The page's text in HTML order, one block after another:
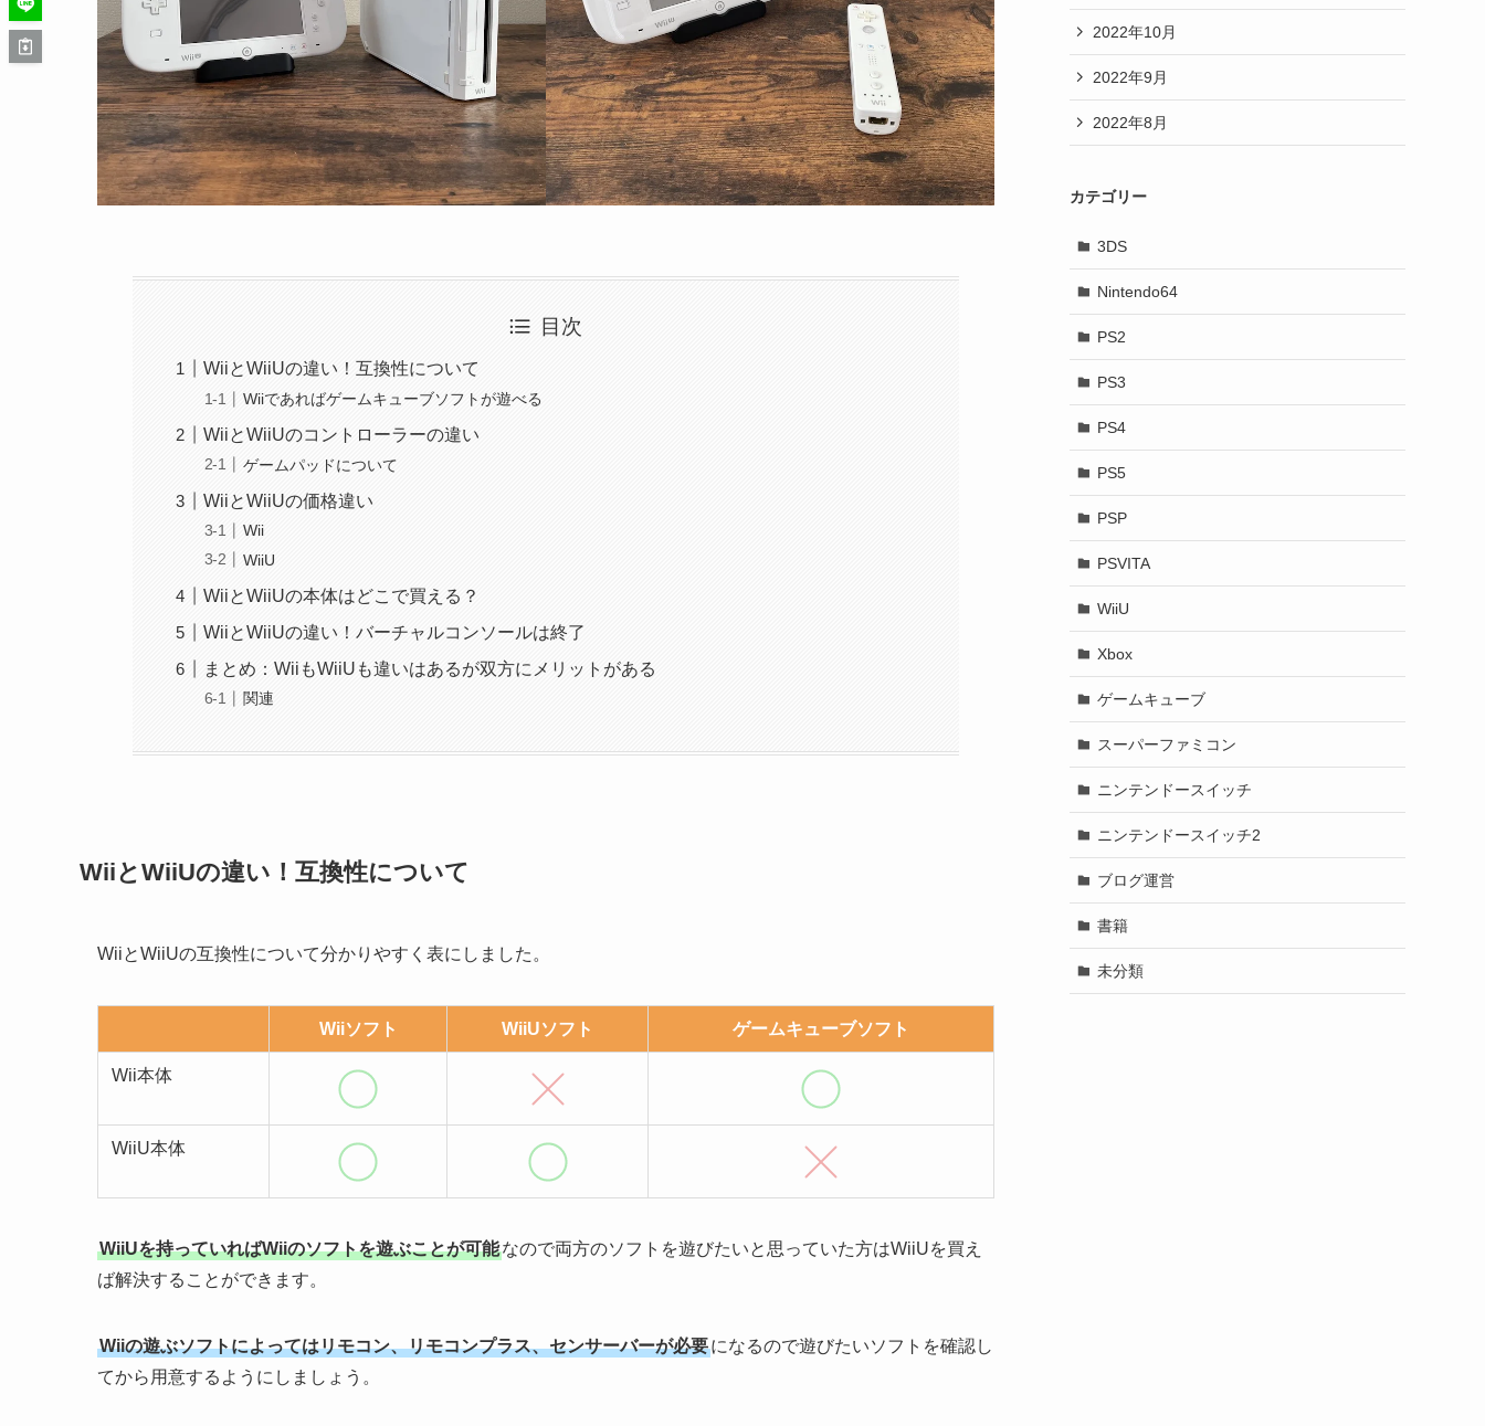
目次
WiiとWiiUの違い！互換性について
Wiiであればゲームキューブソフトが遊べる
WiiとWiiUのコントローラーの違い
ゲームパッドについて
WiiとWiiUの価格違い
Wii
WiiU
WiiとWiiUの本体はどこで買える？
WiiとWiiUの違い！バーチャルコンソールは終了
まとめ：WiiもWiiUも違いはあるが双方にメリットがある
関連
WiiとWiiUの違い！互換性について
WiiとWiiUの互換性について分かりやすく表にしました。
Wiiソフト WiiUソフト ゲームキューブソフト
Wii本体
WiiU本体
WiiUを持っていればWiiのソフトを遊ぶことが可能なので両方のソフトを遊びたいと思っていた方はWiiUを買え
ば解決することができます。
Wiiの遊ぶソフトによってはリモコン、リモコンプラス、センサーバーが必要になるので遊びたいソフトを確認し
てから用意するようにしましょう。
2022年10月
2022年9月
2022年8月
カテゴリー
3DS
Nintendo64
PS2
PS3
PS4
PS5
PSP
PSVITA
WiiU
Xbox
ゲームキューブ
スーパーファミコン
ニンテンドースイッチ
ニンテンドースイッチ2
ブログ運営
書籍
未分類